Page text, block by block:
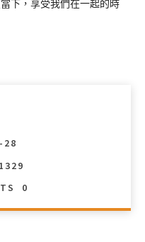
下，享受我們在一起的時
28
1329
0